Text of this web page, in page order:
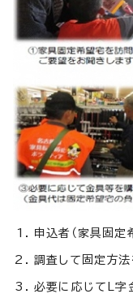
申込者（家具固定
調査して固定方法
必要に応じてL字